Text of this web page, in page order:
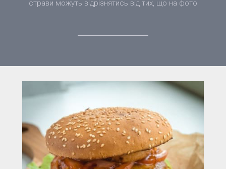
страви можуть відрізнятись від тих, що на фото